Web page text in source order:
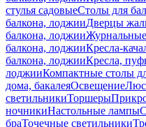
стулья садовыеСтолы для
балкона, лоджииДверцы
балкона, лоджии
балкона, лоджииКресла-
балкона, лоджииКресла,
лоджииКомпактные столы
дома, бакалеяОсвещение
светильникиТоршеры
ночникиНастольные лампы
браТочечные светильники